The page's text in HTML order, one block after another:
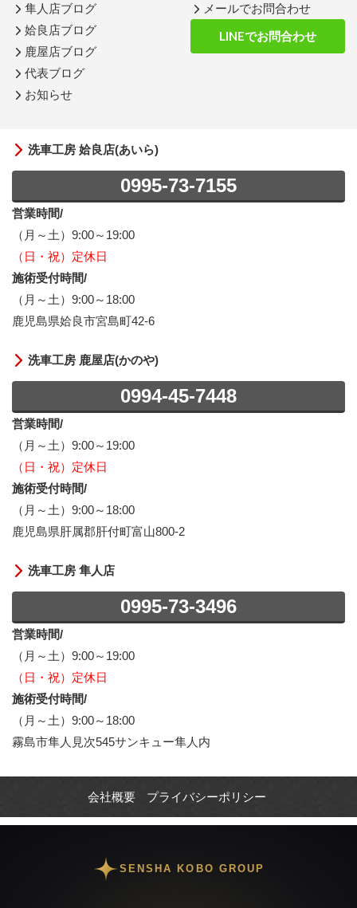
隼人店ブログ
姶良店ブログ
鹿屋店ブログ
代表ブログ
お知らせ
メールでお問合わせ
LINEでお問合わせ
洗車工房 姶良店(あいら)
0995-73-7155
営業時間/
（月～土）9:00～19:00
（日・祝）定休日
施術受付時間/
（月～土）9:00～18:00
鹿児島県姶良市宮島町42-6
洗車工房 鹿屋店(かのや)
0994-45-7448
営業時間/
（月～土）9:00～19:00
（日・祝）定休日
施術受付時間/
（月～土）9:00～18:00
鹿児島県肝属郡肝付町富山800-2
洗車工房 隼人店
0995-73-3496
営業時間/
（月～土）9:00～19:00
（日・祝）定休日
施術受付時間/
（月～土）9:00～18:00
霧島市隼人見次545サンキュー隼人内
会社概要 プライバシーポリシー
SENSHA KOBO GROUP